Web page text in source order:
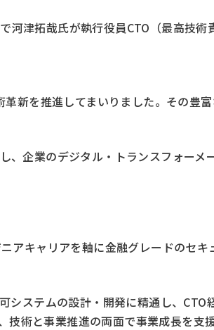
河津拓哉氏が執行役員CTO（最高技
新を推進してまいりました。その豊
企業のデジタル・トランスフォーメ
キャリアを軸に金融グレードのセキ
ステムの設計・開発に精通し、CTO
術と事業推進の両面で事業成長を支援